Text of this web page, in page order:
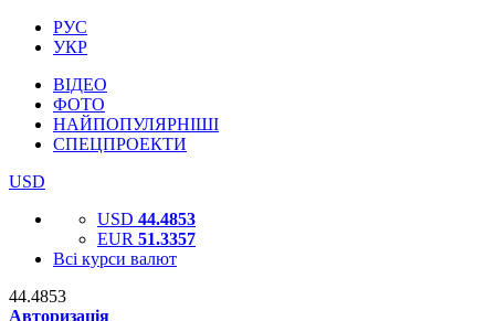
РУС
УКР
ВІДЕО
ФОТО
НАЙПОПУЛЯРНІШІ
СПЕЦПРОЕКТИ
USD
USD 44.4853
EUR 51.3357
Всі курси валют
44.4853
Авторизація